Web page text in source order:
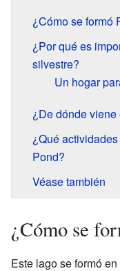
¿Cómo se formó
¿Por qué es
silvestre?
Un hogar
¿De dónde
¿Qué
Pond?
Véase también
¿Cómo se
Este lago se formó